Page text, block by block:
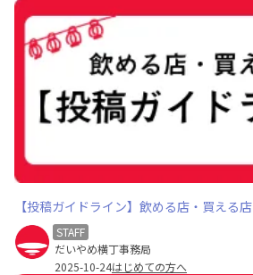
【投稿ガイドライン】飲める店・買える店
STAFF
だいやめ横丁事務局
2025-10-24はじめての方へ